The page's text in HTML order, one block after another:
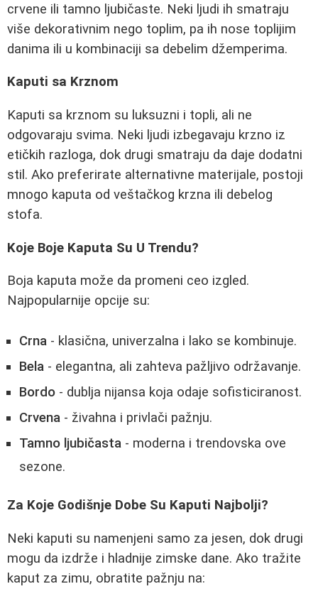
crvene ili tamno ljubičaste. Neki ljudi ih smatraju
više dekorativnim nego toplim, pa ih nose toplijim
danima ili u kombinaciji sa debelim džemperima.
Kaputi sa Krznom
Kaputi sa krznom su luksuzni i topli, ali ne
odgovaraju svima. Neki ljudi izbegavaju krzno iz
etičkih razloga, dok drugi smatraju da daje dodatni
stil. Ako preferirate alternativne materijale, postoji
mnogo kaputa od veštačkog krzna ili debelog
stofa.
Koje Boje Kaputa Su U Trendu?
Boja kaputa može da promeni ceo izgled.
Najpopularnije opcije su:
Crna - klasična, univerzalna i lako se kombinuje.
Bela - elegantna, ali zahteva pažljivo održavanje.
Bordo - dublja nijansa koja odaje sofisticiranost.
Crvena - živahna i privlači pažnju.
Tamno ljubičasta - moderna i trendovska ove
sezone.
Za Koje Godišnje Dobe Su Kaputi Najbolji?
Neki kaputi su namenjeni samo za jesen, dok drugi
mogu da izdrže i hladnije zimske dane. Ako tražite
kaput za zimu, obratite pažnju na: